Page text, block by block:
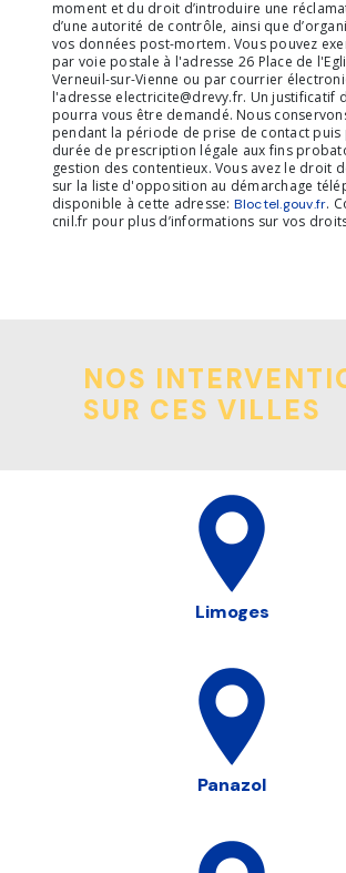
moment et du droit d’introduire une
d’une autorité de contrôle, ainsi que
vos données post-mortem. Vous pouvez
par voie postale à l'adresse 26 Place de
Verneuil-sur-Vienne ou par courrier
l'adresse electricite@drevy.fr. Un justificatif
pourra vous être demandé. Nous
pendant la période de prise de contact puis
durée de prescription légale aux fins
gestion des contentieux. Vous avez le droit
sur la liste d'opposition au démarchage
disponible à cette adresse: Bloctel.gouv.fr.
cnil.fr pour plus d’informations sur vos
NOS
SUR CES VILLES
Limoges
Panazol